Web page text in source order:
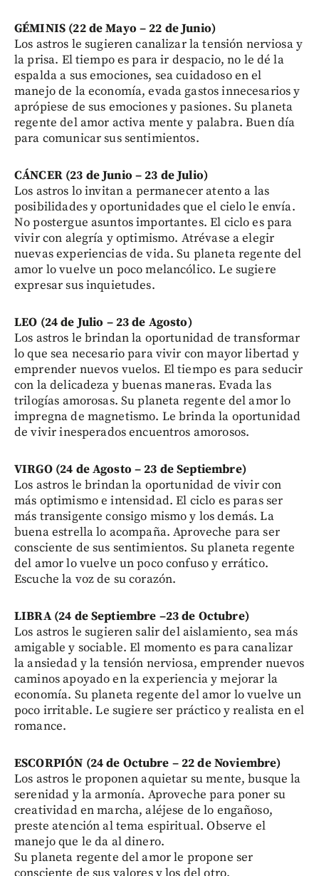
GÉMINIS (22 de Mayo – 22 de Junio)
Los astros le sugieren canalizar la tensión nerviosa y
la prisa. El tiempo es para ir despacio, no le dé la
espalda a sus emociones, sea cuidadoso en el
manejo de la economía, evada gastos innecesarios y
aprópiese de sus emociones y pasiones. Su planeta
regente del amor activa mente y palabra. Buen día
para comunicar sus sentimientos.
CÁNCER (23 de Junio – 23 de Julio)
Los astros lo invitan a permanecer atento a las
posibilidades y oportunidades que el cielo le envía.
No postergue asuntos importantes. El ciclo es para
vivir con alegría y optimismo. Atrévase a elegir
nuevas experiencias de vida. Su planeta regente del
amor lo vuelve un poco melancólico. Le sugiere
expresar sus inquietudes.
LEO (24 de Julio – 23 de Agosto)
Los astros le brindan la oportunidad de transformar
lo que sea necesario para vivir con mayor libertad y
emprender nuevos vuelos. El tiempo es para seducir
con la delicadeza y buenas maneras. Evada las
trilogías amorosas. Su planeta regente del amor lo
impregna de magnetismo. Le brinda la oportunidad
de vivir inesperados encuentros amorosos.
VIRGO (24 de Agosto – 23 de Septiembre)
Los astros le brindan la oportunidad de vivir con
más optimismo e intensidad. El ciclo es paras ser
más transigente consigo mismo y los demás. La
buena estrella lo acompaña. Aproveche para ser
consciente de sus sentimientos. Su planeta regente
del amor lo vuelve un poco confuso y errático.
Escuche la voz de su corazón.
LIBRA (24 de Septiembre –23 de Octubre)
Los astros le sugieren salir del aislamiento, sea más
amigable y sociable. El momento es para canalizar
la ansiedad y la tensión nerviosa, emprender nuevos
caminos apoyado en la experiencia y mejorar la
economía. Su planeta regente del amor lo vuelve un
poco irritable. Le sugiere ser práctico y realista en el
romance.
ESCORPIÓN (24 de Octubre – 22 de Noviembre)
Los astros le proponen aquietar su mente, busque la
serenidad y la armonía. Aproveche para poner su
creatividad en marcha, aléjese de lo engañoso,
preste atención al tema espiritual. Observe el
manejo que le da al dinero.
Su planeta regente del amor le propone ser
consciente de sus valores y los del otro.